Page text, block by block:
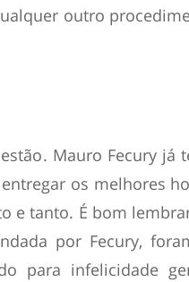
outro
Mauro Fecury já
os melhores
e tanto. É bom
por Fecury,
para infelicidade